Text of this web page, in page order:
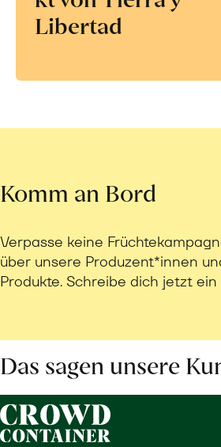
Libertad
Komm an Bord
Verpasse keine
über unsere Produzent*innen
Produkte. Schreibe dich jetzt
Das sagen unsere